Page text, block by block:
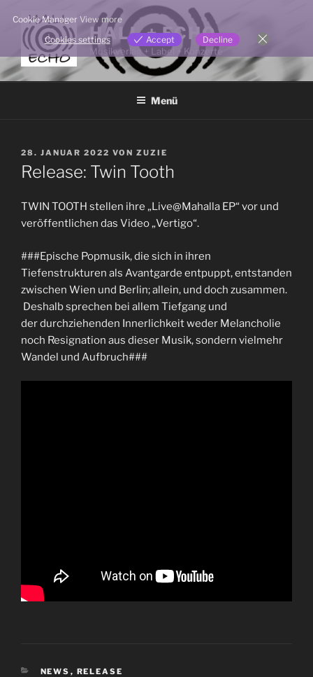
Inhalt
springen
HALL + ECHO
Musikverlag + Label + Konzerte
Menü
VERÖFFENTLICHT
AM
28. JANUAR 2022 VON ZUZIE
Release: Twin Tooth
TWIN TOOTH stellen ihre „Live@Mahalla EP“ vor und
veröffentlichen das Video „Vertigo“.
###Epische Popmusik, die sich in ihren
Tiefenstrukturen als Avantgarde entpuppt, entstanden
zwischen Wien und Berlin; allein, und doch zusammen.
Deshalb sprechen bei allem Tiefgang und
der durchziehenden Innerlichkeit weder Melancholie
noch Resignation aus dieser Musik, sondern vielmehr
Wandel und Aufbruch###
KATEGORIEN
NEWS , RELEASE
Cookie Manager View more
Cookies settings
Accept Decline